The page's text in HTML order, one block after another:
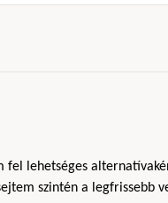
fel lehetséges
szintén a legfrissebb